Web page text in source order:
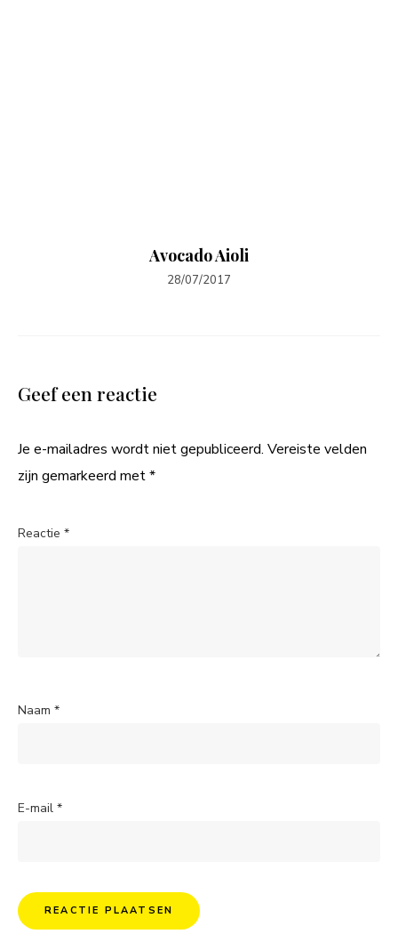
Avocado Aioli
28/07/2017
Geef een reactie
Je e-mailadres wordt niet gepubliceerd. Vereiste velden
zijn gemarkeerd met*
Reactie *
Naam *
E-mail *